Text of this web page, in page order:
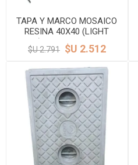
TAPA Y MARCO MOSAICO
RESINA 40X40 (LIGHT
DUTY) PEATONAL LACHS
$U 2.791 $U 2.512